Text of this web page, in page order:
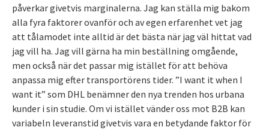
påverkar givetvis marginalerna. Jag kan ställa mig bakom
alla fyra faktorer ovanför och av egen erfarenhet vet jag
att tålamodet inte alltid är det bästa när jag väl hittat vad
jag vill ha. Jag vill gärna ha min beställning omgående,
men också när det passar mig istället för att behöva
anpassa mig efter transportörens tider. ”I want it when I
want it” som DHL benämner den nya trenden hos urbana
kunder i sin studie. Om vi istället vänder oss mot B2B kan
variabeln leveranstid givetvis vara en betydande faktor för